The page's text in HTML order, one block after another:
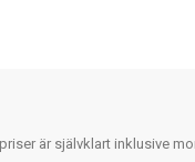
är självklart inklusive